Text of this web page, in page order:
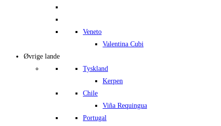
Veneto
Valentina Cubi
Øvrige lande
Tyskland
Kerpen
Chile
Viña Requingua
Portugal